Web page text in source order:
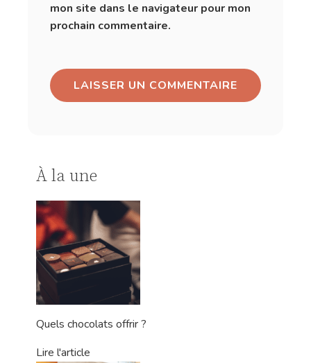
mon site dans le navigateur pour mon
prochain commentaire.
À la une
Quels chocolats offrir ?
Lire l'article